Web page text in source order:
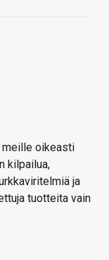
meille oikeasti
kilpailua,
ja
tuotteita vain